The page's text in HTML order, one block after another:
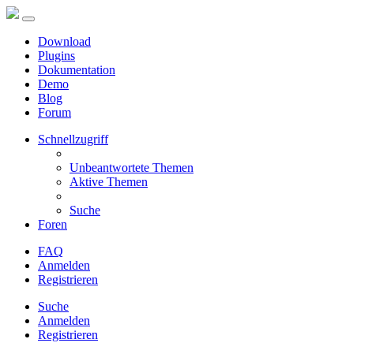
Download
Plugins
Dokumentation
Demo
Blog
Forum
Schnellzugriff
Unbeantwortete Themen
Aktive Themen
Suche
Foren
FAQ
Anmelden
Registrieren
Suche
Anmelden
Registrieren